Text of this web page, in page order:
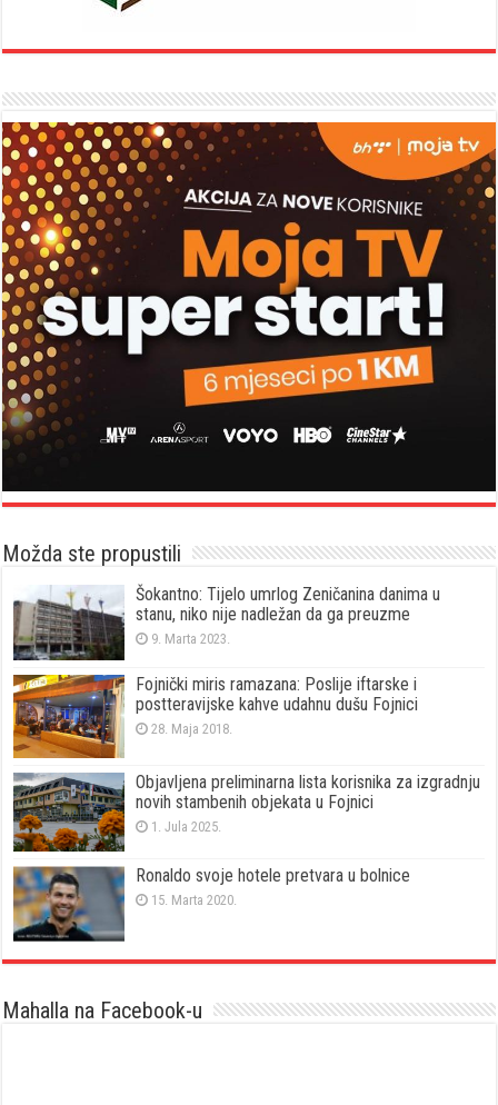
Možda ste propustili
Šokantno: Tijelo umrlog Zeničanina danima u
stanu, niko nije nadležan da ga preuzme
9. Marta 2023.
Fojnički miris ramazana: Poslije iftarske i
postteravijske kahve udahnu dušu Fojnici
28. Maja 2018.
Objavljena preliminarna lista korisnika za izgradnju
novih stambenih objekata u Fojnici
1. Jula 2025.
Ronaldo svoje hotele pretvara u bolnice
15. Marta 2020.
Mahalla na Facebook-u